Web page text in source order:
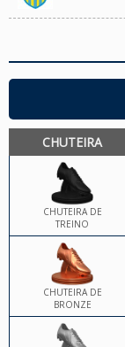
CHUTEIRA
CHUTEIRA DE
TREINO
CHUTEIRA DE
BRONZE